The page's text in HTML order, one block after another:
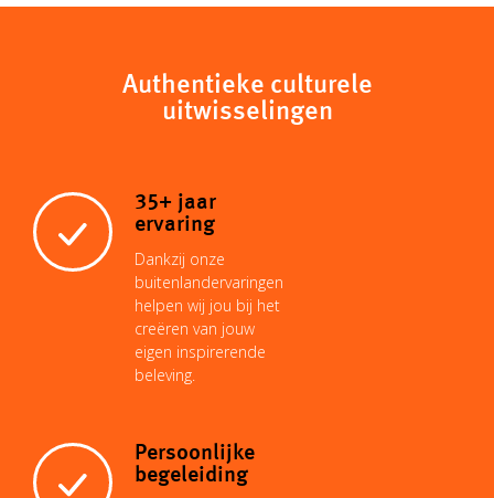
Authentieke culturele
uitwisselingen
35+ jaar
ervaring
Dankzij onze
buitenlandervaringen
helpen wij jou bij het
creëren van jouw
eigen inspirerende
beleving.
Persoonlijke
begeleiding